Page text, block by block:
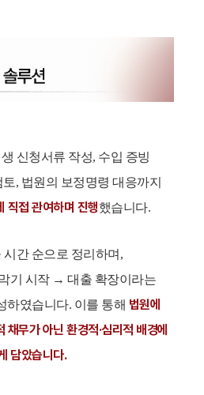
신청서류 작성, 수입 증빙
, 법원의 보정명령 대응까지
직접 관여하며 진행했습니다.
간 순으로 정리하며,
기 시작 → 대출 확장이라는
하였습니다. 이를 통해 법원에
채무가 아닌 환경적·심리적 배경에
담았습니다.